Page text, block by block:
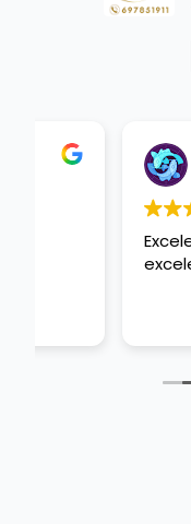
Juan
2025-
Excelente
excelente y